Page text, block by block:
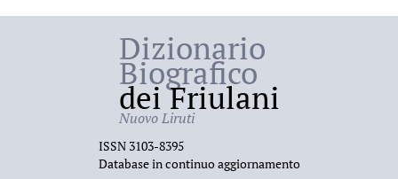
Dizionario
Biografico
dei Friulani
Nuovo Liruti
ISSN 3103-8395
Database in continuo aggiornamento